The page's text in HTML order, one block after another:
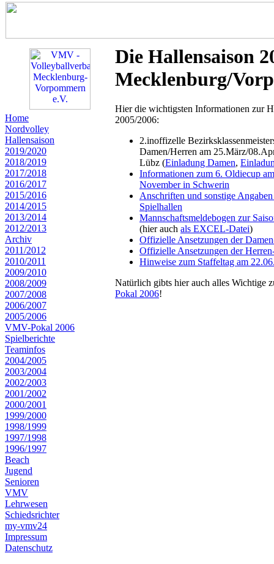
Home
Nordvolley
Hallensaison
2019/2020
2018/2019
2017/2018
2016/2017
2015/2016
2014/2015
2013/2014
2012/2013
Archiv
2011/2012
2010/2011
2009/2010
2008/2009
2007/2008
2006/2007
2005/2006
VMV-Pokal 2006
Spielberichte
Teaminfos
2004/2005
2003/2004
2002/2003
2001/2002
2000/2001
1999/2000
1998/1999
1997/1998
1996/1997
Beach
Jugend
Senioren
VMV
Lehrwesen
Schiedsrichter
my-vmv24
Impressum
Datenschutz
Die Hallensaison
Mecklenburg/
Hier die wichtigsten Informationen zur
2005/2006:
2.inoffizelle
Damen/Herren am 25.März/
Lübz (Einladung Damen,
Informationen zum 6. Oldiecup
November in Schwerin
Anschriften und sonstige
Spielhallen
Mannschaftsmeldebogen zur
(hier auch als EXCEL-Datei)
Offizielle Ansetzungen der
Offizielle Ansetzungen der
Hinweise zum Staffeltag am
Natürlich gibts hier auch alles Wichtige
Pokal 2006!